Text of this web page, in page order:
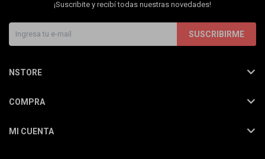
¡Suscribite y recibí todas nuestras novedades!
SUSCRIBIRME
NSTORE
COMPRA
MI CUENTA